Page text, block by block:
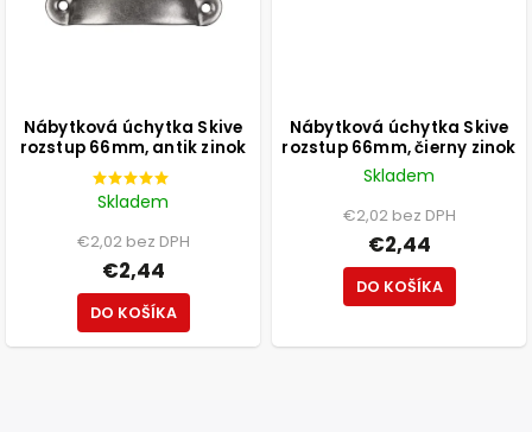
Nábytková úchytka Skive
rozstup 66mm, antik zinok
Skladem
€2,02 bez DPH
€2,44
DO KOŠÍKA
Nábytková úchytka Skive
rozstup 66mm, čierny zinok
Skladem
€2,02 bez DPH
€2,44
DO KOŠÍKA